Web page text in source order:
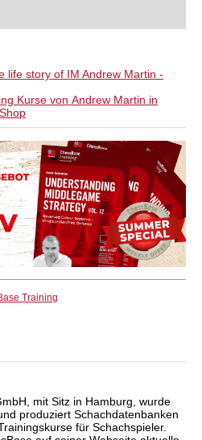
den beliebten
ausgefallene
wie 2.b3 oder
wie Sie Anti-
die Partie in Ihr
life story of IM Andrew Martin -
Kurse von Andrew Martin in
Training
mit Sitz in Hamburg, wurde
produziert Schachdatenbanken
für Schachspieler.